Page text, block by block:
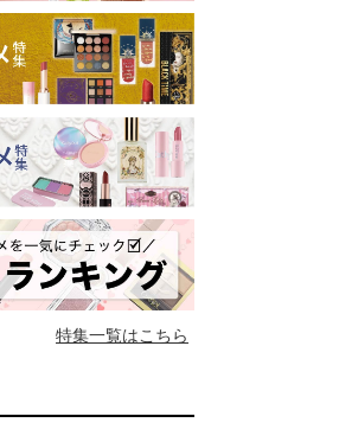
特集一覧はこちら